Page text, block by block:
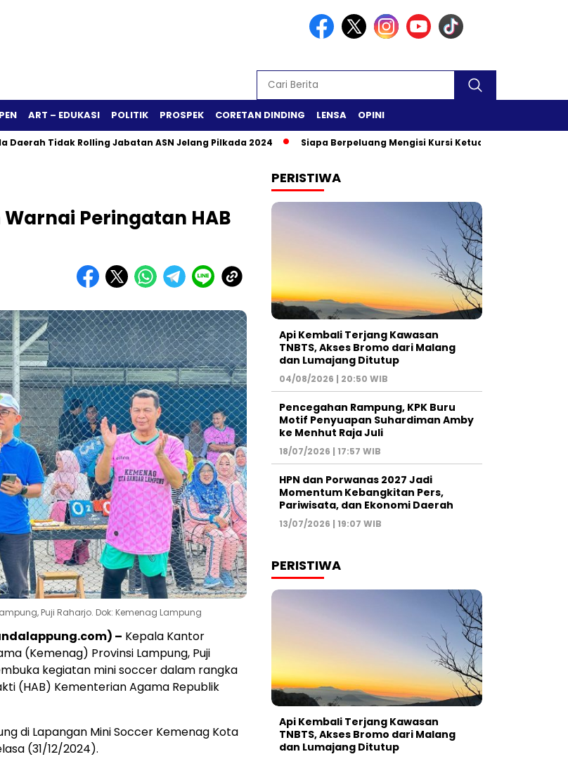
ART – EDUKASI POLITIK PROSPEK CORETAN DINDING LENSA OPINI
Tidak Rolling Jabatan ASN Jelang Pilkada 2024 Siapa Berpeluang Mengisi Kursi Ketua DPR RI?
Peringatan HAB
Puji Raharjo. Dok: Kemenag Lampung
– Kepala Kantor
(Kemenag) Provinsi Lampung, Puji
kegiatan mini soccer dalam rangka
(HAB) Kementerian Agama Republik
di Lapangan Mini Soccer Kemenag Kota
(31/12/2024).
PERISTIWA
Api Kembali Terjang Kawasan
TNBTS, Akses Bromo dari Malang
dan Lumajang Ditutup
04/08/2026 | 20:50 WIB
Pencegahan Rampung, KPK Buru
Motif Penyuapan Suhardiman Amby
ke Menhut Raja Juli
18/07/2026 | 17:57 WIB
HPN dan Porwanas 2027 Jadi
Momentum Kebangkitan Pers,
Pariwisata, dan Ekonomi Daerah
13/07/2026 | 19:07 WIB
PERISTIWA
Api Kembali Terjang Kawasan
TNBTS, Akses Bromo dari Malang
dan Lumajang Ditutup